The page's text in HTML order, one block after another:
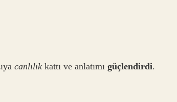
canlılık kattı ve anlatımı güçlendirdi.